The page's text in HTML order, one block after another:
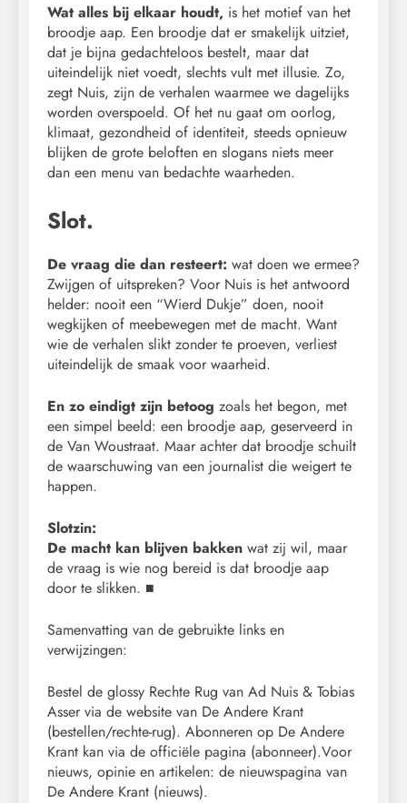
Wat alles bij elkaar houdt, is het motief van het
broodje aap. Een broodje dat er smakelijk uitziet,
dat je bijna gedachteloos bestelt, maar dat
uiteindelijk niet voedt, slechts vult met illusie. Zo,
zegt Nuis, zijn de verhalen waarmee we dagelijks
worden overspoeld. Of het nu gaat om oorlog,
klimaat, gezondheid of identiteit, steeds opnieuw
blijken de grote beloften en slogans niets meer
dan een menu van bedachte waarheden.
Slot.
De vraag die dan resteert: wat doen we ermee?
Zwijgen of uitspreken? Voor Nuis is het antwoord
helder: nooit een “Wierd Dukje” doen, nooit
wegkijken of meebewegen met de macht. Want
wie de verhalen slikt zonder te proeven, verliest
uiteindelijk de smaak voor waarheid.
En zo eindigt zijn betoog zoals het begon, met
een simpel beeld: een broodje aap, geserveerd in
de Van Woustraat. Maar achter dat broodje schuilt
de waarschuwing van een journalist die weigert te
happen.
Slotzin:
De macht kan blijven bakken wat zij wil, maar
de vraag is wie nog bereid is dat broodje aap
door te slikken. ■
Samenvatting van de gebruikte links en
verwijzingen:
Bestel de glossy Rechte Rug van Ad Nuis & Tobias
Asser via de website van De Andere Krant
(bestellen/rechte-rug). Abonneren op De Andere
Krant kan via de officiële pagina (abonneer).Voor
nieuws, opinie en artikelen: de nieuwspagina van
De Andere Krant (nieuws).